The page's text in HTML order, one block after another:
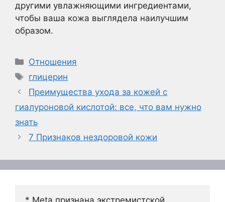
другими увлажняющими ингредиентами,
чтобы ваша кожа выглядела наилучшим
образом.
Рубрики
Отношения
Метки
глицерин
Преимущества ухода за кожей с
гиалуроновой кислотой: все, что вам нужно
знать
7 Признаков нездоровой кожи
* Meta признана экстремистской